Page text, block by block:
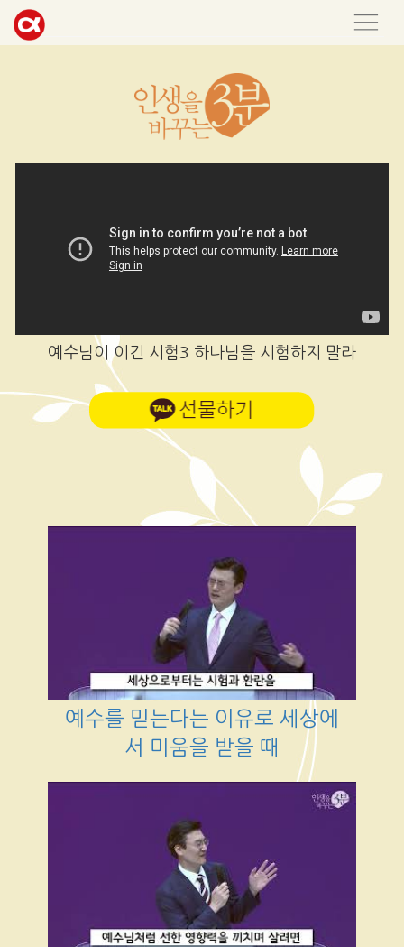
예수님이 이긴 시험3 하나님을 시험하지 말라
예수를 믿는다는 이유로 세상에
서 미움을 받을 때